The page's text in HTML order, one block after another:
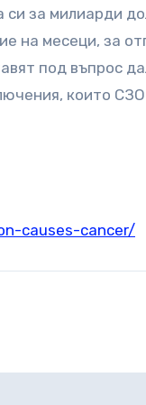
си за милиарди
на месеци, за
под въпрос
които СЗО
causes-cancer/